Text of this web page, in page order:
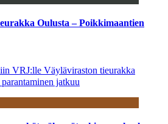
Oulusta – Poikkimaantien
VRJ:lle Väyläviraston tieurakka
jatkuu